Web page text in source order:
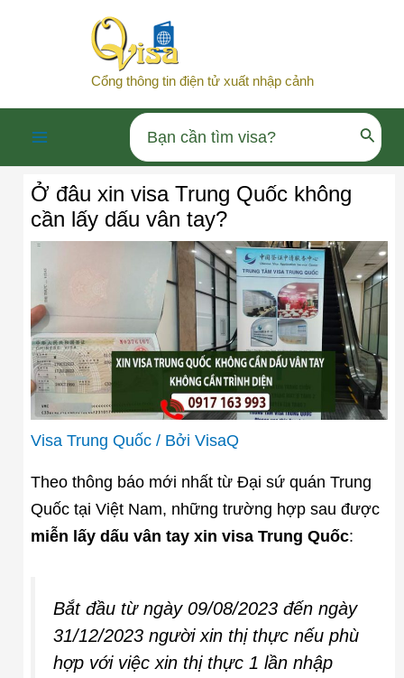
Cổng thông tin điện tử xuất nhập cảnh
Menu
Search
for:
Ở đâu xin visa Trung Quốc không
cần lấy dấu vân tay?
Visa Trung Quốc/ Bởi VisaQ
Theo thông báo mới nhất từ Đại sứ quán Trung
Quốc tại Việt Nam, những trường hợp sau được
miễn lấy dấu vân tay xin visa Trung Quốc:
Bắt đầu từ ngày 09/08/2023 đến ngày
31/12/2023 người xin thị thực nếu phù
hợp với việc xin thị thực 1 lần nhập